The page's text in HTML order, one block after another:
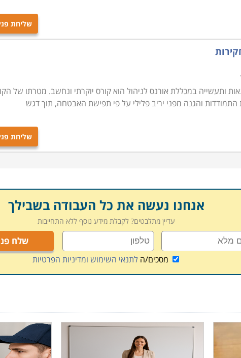
לעסוק בתחום. יחד עם זאת ישנם תנאים מקדימים לכל
בבתי ספר נדרש לשירות סדיר בצה"ל ברמת רובאי 03 ומעלה. מאבטח אישים
ומיון הסטודנטים לרמות הלימוד השונות מתבצעת על פי
עם זאת, אדם המעוניין ללמוד קורס ברמה אחרת מאשר הרמה
שליחת
ותעשייה במכללת אורנס לניהול הוא קורס יוקרתי ונחשב. מטרתו של
התמודדות והגנה מפני יריב פלילי על פי תפישת האבטחה, תוך דגש
שליחת
אנחנו נעשה את כל העבודה בשבילך
עדיין מתלבטים? לקבלת מידע נוסף ללא התחייבות
שלח
מסכים/הלתנאי השימוש ומדיניות הפרטיות